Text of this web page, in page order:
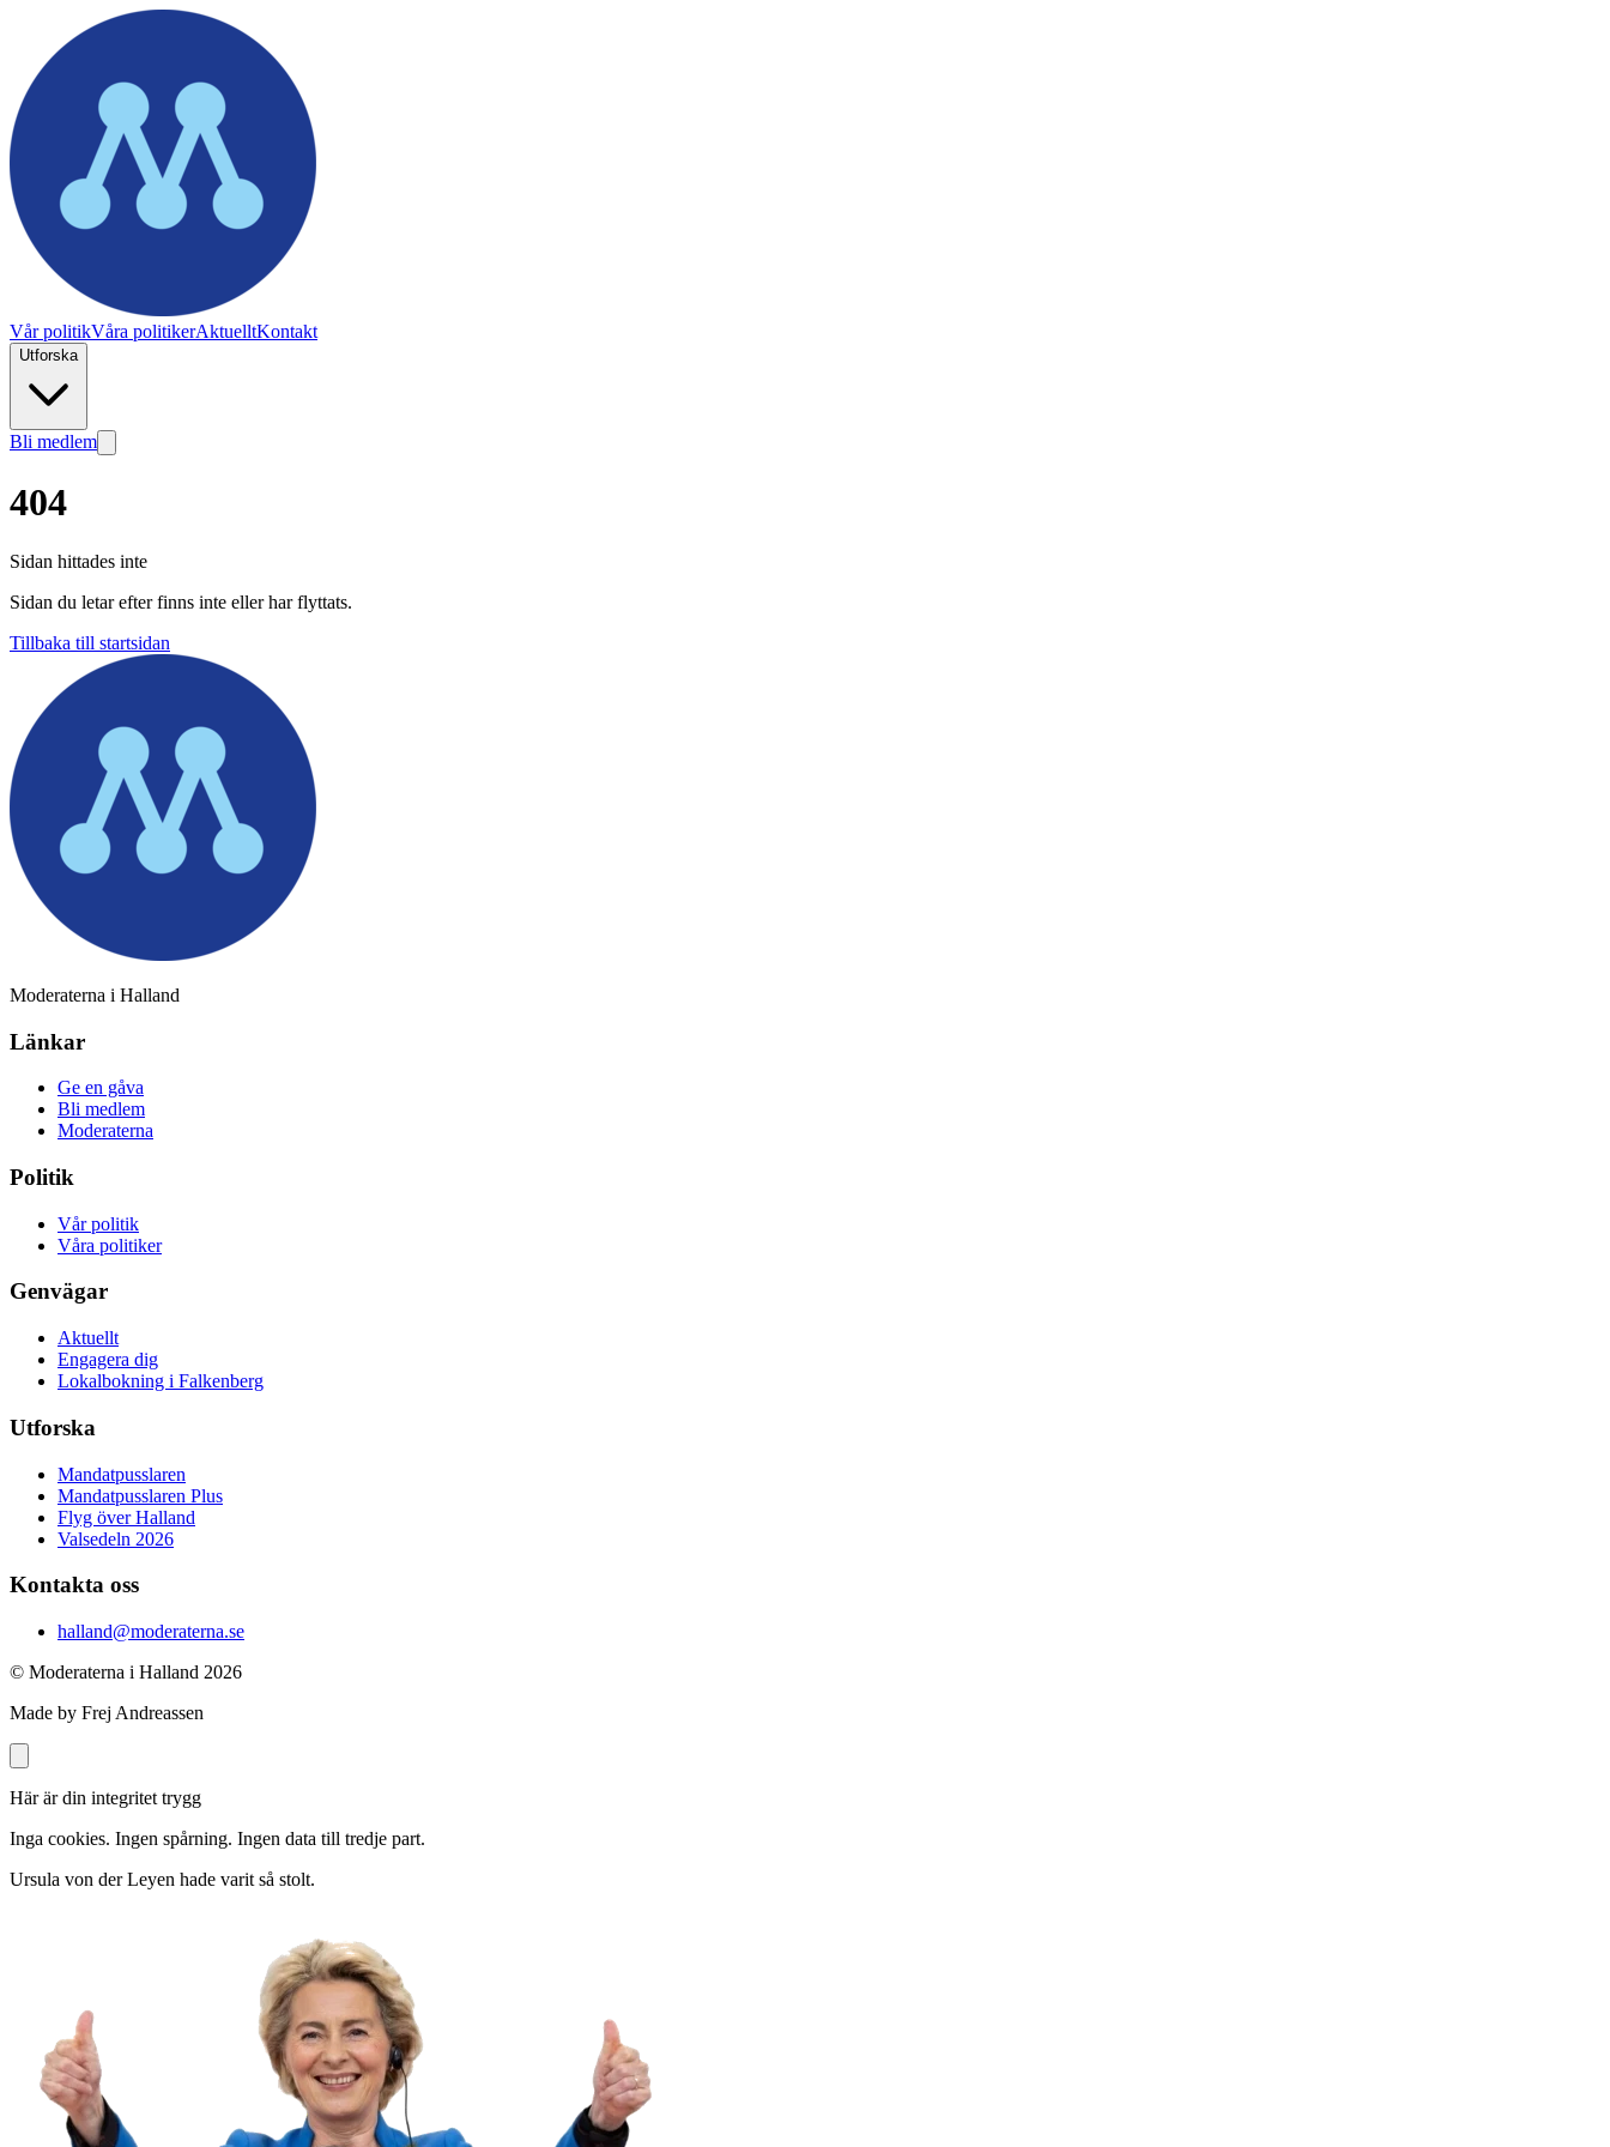
Vår politikVåra politikerAktuelltKontakt
Utforska
Bli medlem
404
Sidan hittades inte
Sidan du letar efter finns inte eller har flyttats.
Tillbaka till startsidan
Moderaterna i Halland
Länkar
Ge en gåva
Bli medlem
Moderaterna
Politik
Vår politik
Våra politiker
Genvägar
Aktuellt
Engagera dig
Lokalbokning i Falkenberg
Utforska
Mandatpusslaren
Mandatpusslaren Plus
Flyg över Halland
Valsedeln 2026
Kontakta oss
halland@moderaterna.se
© Moderaterna i Halland 2026
Made by Frej Andreassen
Här är din integritet trygg
Inga cookies. Ingen spårning. Ingen data till tredje part.
Ursula von der Leyen hade varit så stolt.